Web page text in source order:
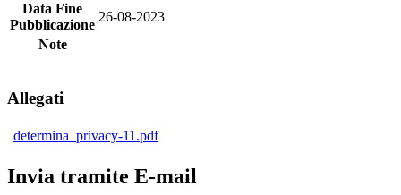
Data Fine
Pubblicazione
26-08-2023
Note
Allegati
determina_privacy-11.pdf
Invia tramite E-mail